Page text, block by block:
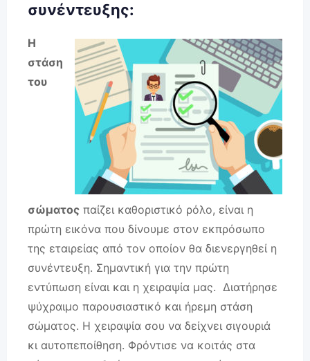
συνέντευξης:
Η
στάση
του
σώματος παίζει καθοριστικό ρόλο, είναι η
πρώτη εικόνα που δίνουμε στον εκπρόσωπο
της εταιρείας από τον οποίον θα διενεργηθεί η
συνέντευξη. Σημαντική για την πρώτη
εντύπωση είναι και η χειραψία μας. Διατήρησε
ψύχραιμο παρουσιαστικό και ήρεμη στάση
σώματος. Η χειραψία σου να δείχνει σιγουριά
κι αυτοπεποίθηση. Φρόντισε να κοιτάς στα